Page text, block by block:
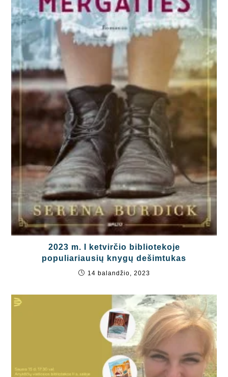
2023 m. I ketvirčio bibliotekoje
populiariausių knygų dešimtukas
14 balandžio, 2023